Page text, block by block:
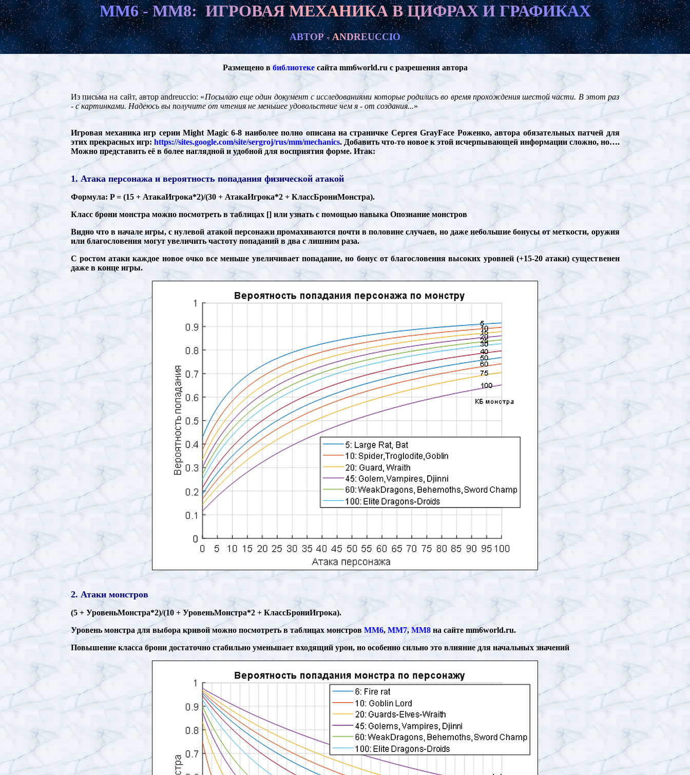
MM6 - MM8: ИГРОВАЯ МЕХАНИКА В ЦИФРАХ И ГРАФИКАХ
АВТОР - ANDREUCCIO
Размещено в библиотекесайта mm6world.ru с разрешения автора
Из письма на сайт, автор andreuccio: «Посылаю еще один документ с исследованиями которые родились во время прохождения шестой части. В этот раз
- с картинками. Надеюсь вы получите от чтения не меньшее удовольствие чем я - от создания...»
Игровая механика игр серии Might Magic 6-8 наиболее полно описана на страничке Сергея GrayFace Роженко, автора обязательных патчей для
этих прекрасных игр: https://sites.google.com/site/sergroj/rus/mm/mechanics. Добавить что-то новое к этой исчерпывающей информации сложно, но….
Можно представить её в более наглядной и удобной для восприятия форме. Итак:
1. Атака персонажа и вероятность попадания физической атакой
Формула: P = (15 + АтакаИгрока*2)/(30 + АтакаИгрока*2 + КлассБрониМонстра).
Класс брони монстра можно посмотреть в таблицах [] или узнать с помощью навыка Опознание монстров
Видно что в начале игры, с нулевой атакой персонажи промахиваются почти в половине случаев, но даже небольшие бонусы от меткости, оружия
или благословения могут увеличить частоту попаданий в два с лишним раза.
С ростом атаки каждое новое очко все меньше увеличивает попадание, но бонус от благословения высоких уровней (+15-20 атаки) существенен
даже в конце игры.
2. Атаки монстров
(5 + УровеньМонстра*2)/(10 + УровеньМонстра*2 + КлассБрониИгрока).
Уровень монстра для выбора кривой можно посмотреть в таблицах монстров MM6, MM7,MM8на сайте mm6world.ru.
Повышение класса брони достаточно стабильно уменьшает входящий урон, но особенно сильно это влияние для начальных значений